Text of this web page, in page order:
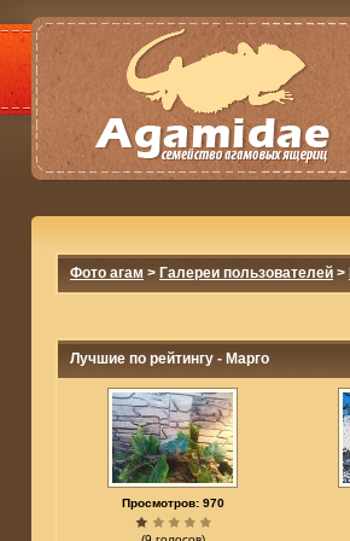
Фото агам > Галереи пользователей >
Лучшие по рейтингу - Марго
Просмотров: 970